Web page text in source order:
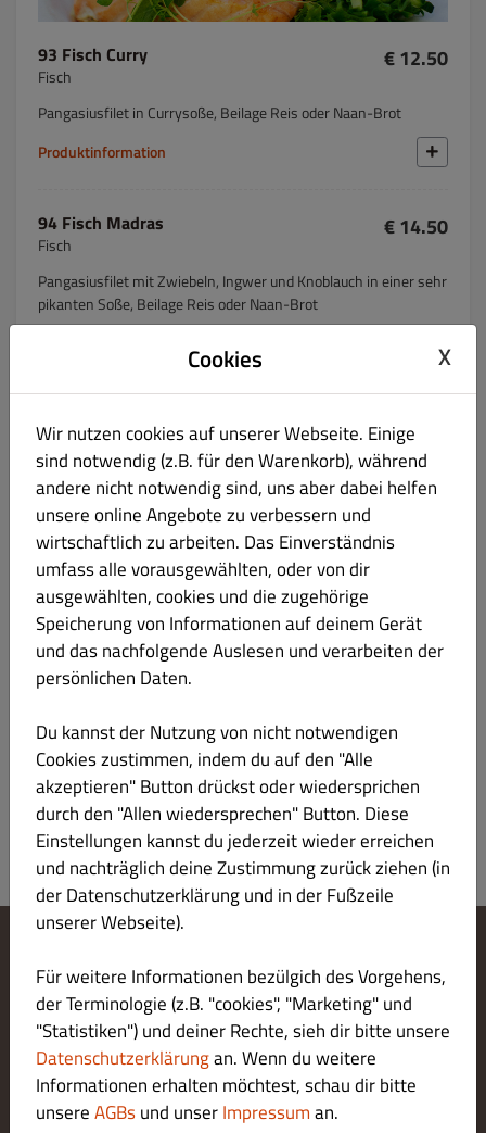
93 Fisch Curry
Fisch
€ 12.50
Pangasiusfilet in Currysoße, Beilage Reis oder Naan-Brot
Produktinformation
94 Fisch Madras
Fisch
€ 14.50
Pangasiusfilet mit Zwiebeln, Ingwer und Knoblauch in einer sehr
pikanten Soße, Beilage Reis oder Naan-Brot
Laktose Fisch
mariniertes Pangasiusfilet mit Paprika, Zwiebeln, Ingwer und
Knoblauch gebraten mit Joghurtsoße (sehr pikant), Beilage Reis
oder Naan-Brot
Produktinformation
M44 Fisch Punjab
Fisch
€ 14.90
Pangasiusfilet mit Paprika, Zwiebeln, Ingwer, Tomaten und
oder Naan-Brot
Produktinformation
Cookie-Einstellungen ändern
Kontaktiere uns
Datenschutzerklärung
Allgemeine Geschäftsbedingungen
Impressum
LIEFERUNG ZAHLUNGSARTEN
Cookies X
Wir nutzen cookies auf unserer Webseite. Einige
sind notwendig (z.B. für den Warenkorb), während
andere nicht notwendig sind, uns aber dabei helfen
unsere online Angebote zu verbessern und
wirtschaftlich zu arbeiten. Das Einverständnis
umfass alle vorausgewählten, oder von dir
ausgewählten, cookies und die zugehörige
Speicherung von Informationen auf deinem Gerät
und das nachfolgende Auslesen und verarbeiten der
persönlichen Daten.
Du kannst der Nutzung von nicht notwendigen
Cookies zustimmen, indem du auf den "Alle
akzeptieren" Button drückst oder wiedersprichen
durch den "Allen wiedersprechen" Button. Diese
Einstellungen kannst du jederzeit wieder erreichen
und nachträglich deine Zustimmung zurück ziehen (in
der Datenschutzerklärung und in der Fußzeile
unserer Webseite).
Für weitere Informationen bezülgich des Vorgehens,
der Terminologie (z.B. "cookies", "Marketing" und
"Statistiken") und deiner Rechte, sieh dir bitte unsere
Datenschutzerklärungan. Wenn du weitere
Informationen erhalten möchtest, schau dir bitte
unsereAGBsund unserImpressuman.